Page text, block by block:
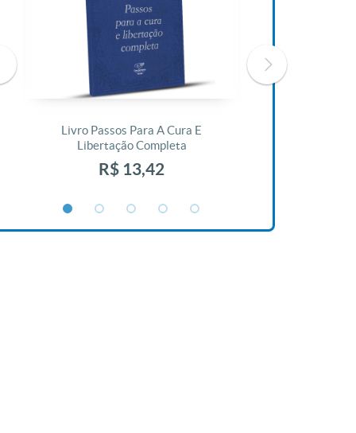
Livro Passos Para A Cura E
Libertação Completa
R$ 13,42